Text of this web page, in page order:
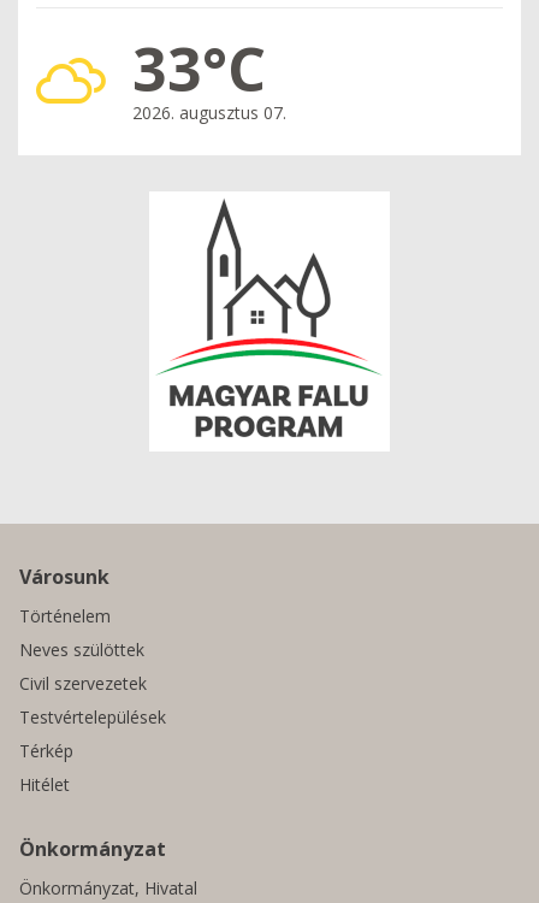
33°C
2026. augusztus 07.
Városunk
Történelem
Neves szülöttek
Civil szervezetek
Testvértelepülések
Térkép
Hitélet
Önkormányzat
Önkormányzat, Hivatal